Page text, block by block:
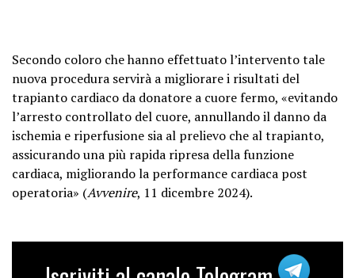
Secondo coloro che hanno effettuato l’intervento tale
nuova procedura servirà a migliorare i risultati del
trapianto cardiaco da donatore a cuore fermo, «evitando
l’arresto controllato del cuore, annullando il danno da
ischemia e riperfusione sia al prelievo che al trapianto,
assicurando una più rapida ripresa della funzione
cardiaca, migliorando la performance cardiaca post
operatoria» (Avvenire, 11 dicembre 2024).